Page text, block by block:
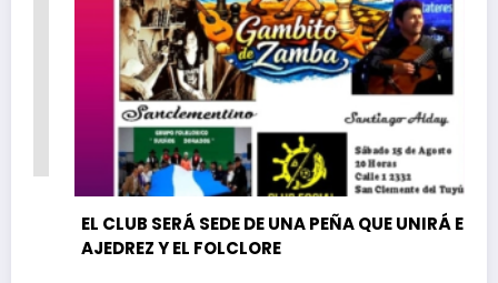
EL CLUB SERÁ SEDE DE UNA PEÑA QUE UNIRÁ EL
AJEDREZ Y EL FOLCLORE